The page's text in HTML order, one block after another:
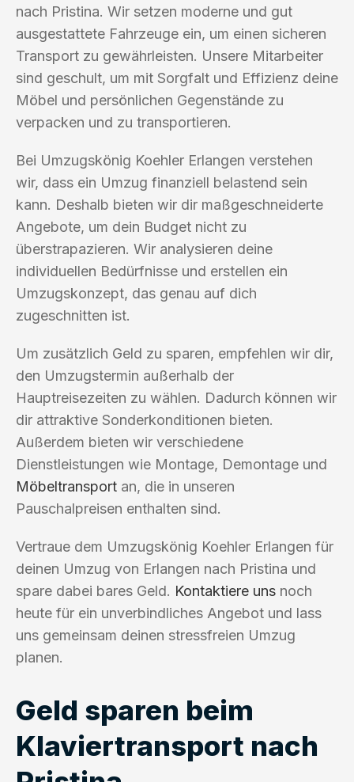
nach Pristina. Wir setzen moderne und gut
ausgestattete Fahrzeuge ein, um einen sicheren
Transport zu gewährleisten. Unsere Mitarbeiter
sind geschult, um mit Sorgfalt und Effizienz deine
Möbel und persönlichen Gegenstände zu
verpacken und zu transportieren.
Bei Umzugskönig Koehler Erlangen verstehen
wir, dass ein Umzug finanziell belastend sein
kann. Deshalb bieten wir dir maßgeschneiderte
Angebote, um dein Budget nicht zu
überstrapazieren. Wir analysieren deine
individuellen Bedürfnisse und erstellen ein
Umzugskonzept, das genau auf dich
zugeschnitten ist.
Um zusätzlich Geld zu sparen, empfehlen wir dir,
den Umzugstermin außerhalb der
Hauptreisezeiten zu wählen. Dadurch können wir
dir attraktive Sonderkonditionen bieten.
Außerdem bieten wir verschiedene
Dienstleistungen wie Montage, Demontage und
Möbeltransport an, die in unseren
Pauschalpreisen enthalten sind.
Vertraue dem Umzugskönig Koehler Erlangen für
deinen Umzug von Erlangen nach Pristina und
spare dabei bares Geld. Kontaktiere uns noch
heute für ein unverbindliches Angebot und lass
uns gemeinsam deinen stressfreien Umzug
planen.
Geld sparen beim
Klaviertransport nach